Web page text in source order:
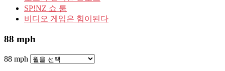
SP!NZ 쇼 룸
비디오 게임은 힘이된다
88 mph
88 mph